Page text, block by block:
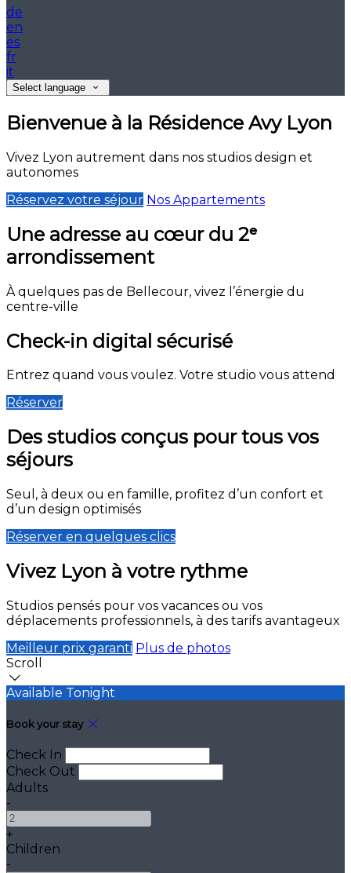
de
en
es
fr
it
Select language
Bienvenue à la Résidence Avy Lyon
Vivez Lyon autrement dans nos studios design et
autonomes
Réservez votre séjour Nos Appartements
Une adresse au cœur du 2ᵉ
arrondissement
À quelques pas de Bellecour, vivez l’énergie du
centre-ville
Check-in digital sécurisé
Entrez quand vous voulez. Votre studio vous attend
Réserver
Des studios conçus pour tous vos
séjours
Seul, à deux ou en famille, profitez d’un confort et
d’un design optimisés
Réserver en quelques clics
Vivez Lyon à votre rythme
Studios pensés pour vos vacances ou vos
déplacements professionnels, à des tarifs avantageux
Meilleur prix garanti Plus de photos
Scroll
Available Tonight
Book your stay
Check In
Check Out
Adults
-
+
Children
-